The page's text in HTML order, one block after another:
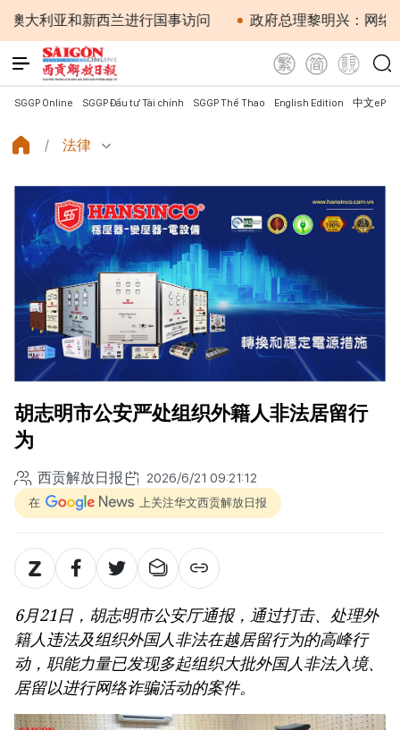
西兰进行国事访问 政府总理黎明兴：网络安全必须做
SGGP Online SGGP Đầu tư Tài chính SGGP Thể Thao English Edition 中文
法律
胡志明市公安严处组织外籍人非法居留行
为
西贡解放日报 2026/6/21 09:21:12
在 上关注华文西贡解放日报
6月21日，胡志明市公安厅通报，通过打击、处理外
籍人违法及组织外国人非法在越居留行为的高峰行
动，职能力量已发现多起组织大批外国人非法入境、
居留以进行网络诈骗活动的案件。